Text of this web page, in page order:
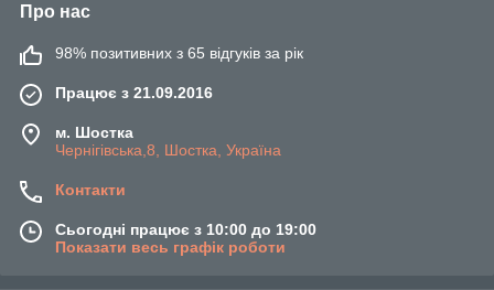
Про нас
98% позитивних з 65 відгуків за рік
Працює з 21.09.2016
м. Шостка
Чернігівська,8, Шостка, Україна
Контакти
Сьогодні працює з 10:00 до 19:00
Показати весь графік роботи